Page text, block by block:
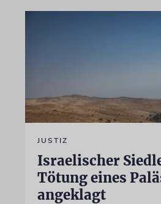
JUSTIZ
Israelischer
Tötung eines
angeklagt